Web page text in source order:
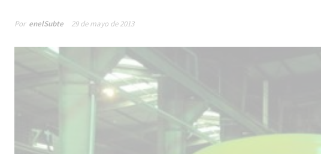
Por enelSubte 29 de mayo de 2013